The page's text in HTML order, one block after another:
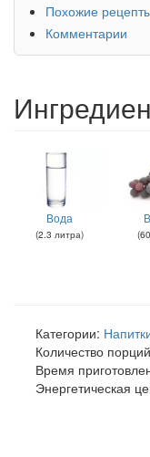
Похожие
Комментарии
Вода
(2.3 литра) (
Категории:
Количество
Время
Энергетическая